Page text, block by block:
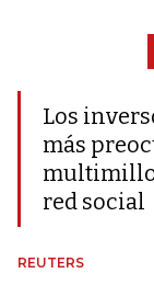
Los
más
red social
REUTERS